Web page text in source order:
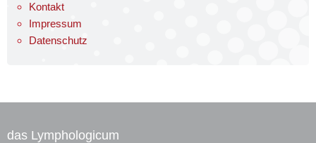
Kontakt
Impressum
Datenschutz
das Lymphologicum